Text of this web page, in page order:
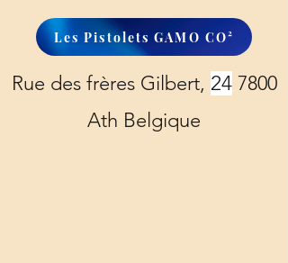
Les Pistolets GAMO CO²
Rue des frères Gilbert, 247800
Ath Belgique